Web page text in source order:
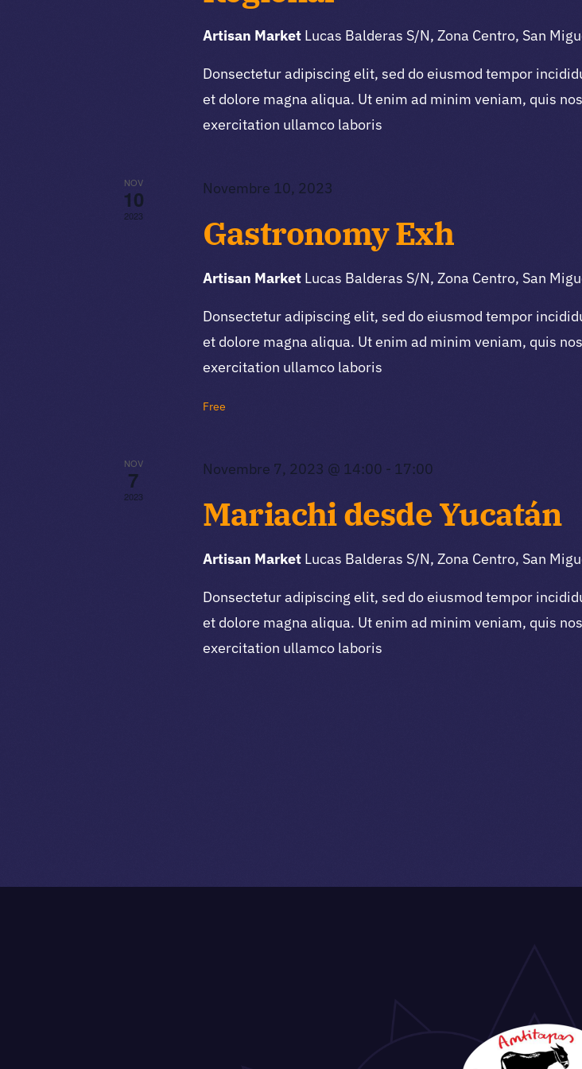
Artisan Market Lucas Balderas S/N, Zona Centro, San
Donsectetur adipiscing elit, sed do eiusmod tempor
et dolore magna aliqua. Ut enim ad minim veniam, quis
exercitation ullamco laboris
NOV
10
2023
Novembre 10, 2023
Gastronomy Exh
Artisan Market Lucas Balderas S/N, Zona Centro, San
Donsectetur adipiscing elit, sed do eiusmod tempor
et dolore magna aliqua. Ut enim ad minim veniam, quis
exercitation ullamco laboris
Free
NOV
7
2023
Novembre 7, 2023 @ 14:00 - 17:00
Mariachi desde Yucatán
Artisan Market Lucas Balderas S/N, Zona Centro, San
Donsectetur adipiscing elit, sed do eiusmod tempor
et dolore magna aliqua. Ut enim ad minim veniam, quis
exercitation ullamco laboris